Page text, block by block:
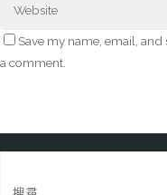
Save my name, email,
a comment.